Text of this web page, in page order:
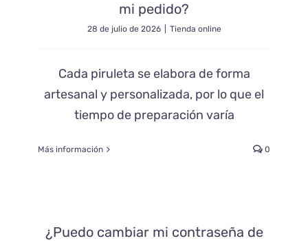
mi pedido?
28 de julio de 2026 Tienda online
Cada piruleta se elabora de forma
artesanal y personalizada, por lo que el
tiempo de preparación varía
Más información 0
¿Puedo cambiar mi contraseña de